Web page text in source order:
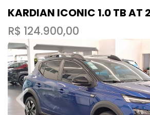
KARDIAN ICONIC 1.0 TB AT
R$ 124.900,00
Previous